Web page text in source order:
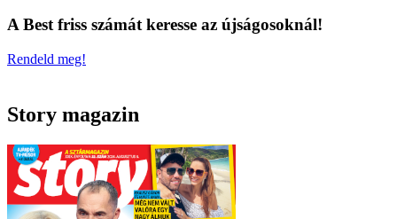
A Best friss számát keresse az újságosoknál!
Rendeld meg!
Story magazin